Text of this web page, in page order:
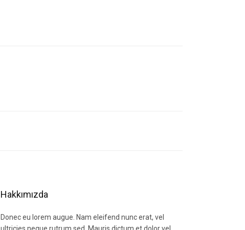
Hakkımızda
Donec eu lorem augue. Nam eleifend nunc erat, vel